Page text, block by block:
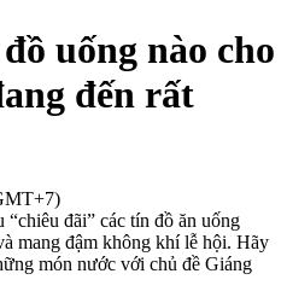
uống nào cho
đến rất
đãi” các tín đồ ăn uống
mang đậm không khí lễ hội. Hãy
món nước với chủ đề Giáng